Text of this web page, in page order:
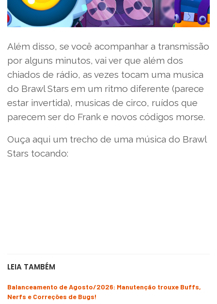
Além disso, se você acompanhar a transmissão
por alguns minutos, vai ver que além dos
chiados de rádio, as vezes tocam uma musica
do Brawl Stars em um ritmo diferente (parece
estar invertida), musicas de circo, ruídos que
parecem ser do Frank e novos códigos morse.
Ouça aqui um trecho de uma música do Brawl
Stars tocando:
LEIA TAMBÉM
Balanceamento de Agosto/2026: Manutenção trouxe Buffs,
Nerfs e Correções de Bugs!